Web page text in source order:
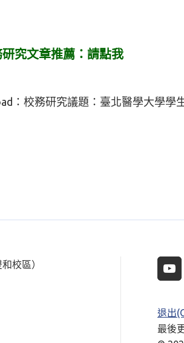
究文章推薦： 請點我
： 校務研究議題：臺北醫學大學學
校區）
退出
最後